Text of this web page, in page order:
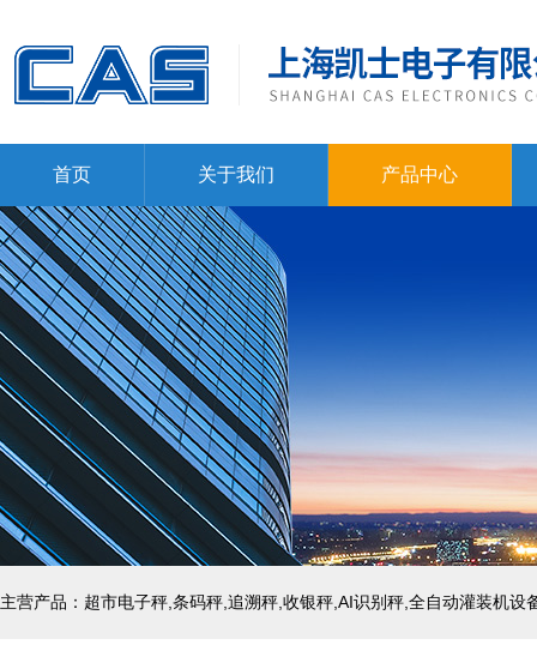
首页 关于我们 产品中心
主营产品：超市电子秤,条码秤,追溯秤,收银秤,AI识别秤,全自动灌装机设